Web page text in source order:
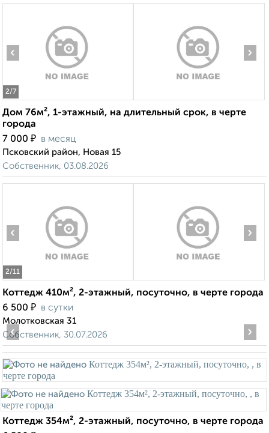
2/7
‹ ›
Дом 76м², 1-этажный, на длительный срок, в черте
города
7 000 ₽ в месяц
Псковский район, Новая 15
Собственник, 03.08.2026
2/11
‹ ›
Коттедж 410м², 2-этажный, посуточно, в черте города
6 500 ₽ в сутки
Молотковская 31
Собственник, 30.07.2026
‹ ›
Коттедж 354м², 2-этажный, посуточно, в черте города